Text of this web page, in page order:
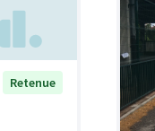
Retenue